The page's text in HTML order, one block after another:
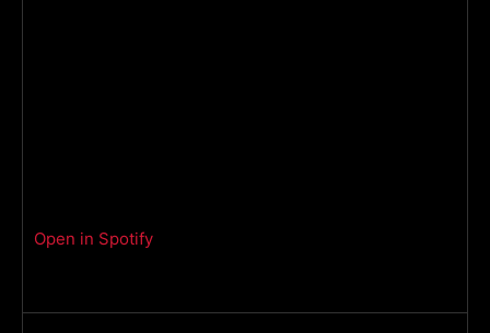
Open in Spotify